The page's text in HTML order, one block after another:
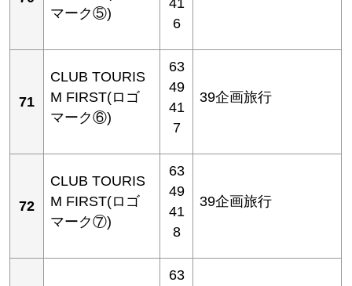
マーク⑤)
6
71
CLUB TOURIS
M FIRST(ロゴ
マーク⑥)
63
49
41
7
39企画旅行
72
CLUB TOURIS
M FIRST(ロゴ
マーク⑦)
63
49
41
8
39企画旅行
63